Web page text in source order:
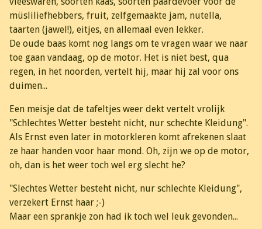
müsliliefhebbers, fruit, zelfgemaakte jam, nutella,
taarten (jawel!), eitjes, en allemaal even lekker.
De oude baas komt nog langs om te vragen waar we naar
toe gaan vandaag, op de motor. Het is niet best, qua
regen, in het noorden, vertelt hij, maar hij zal voor ons
duimen...
Een meisje dat de tafeltjes weer dekt vertelt vrolijk
"Schlechtes Wetter besteht nicht, nur schechte Kleidung".
Als Ernst even later in motorkleren komt afrekenen slaat
ze haar handen voor haar mond. Oh, zijn we op de motor,
oh, dan is het weer toch wel erg slecht he?
"Slechtes Wetter besteht nicht, nur schlechte Kleidung",
verzekert Ernst haar ;-)
Maar een sprankje zon had ik toch wel leuk gevonden...